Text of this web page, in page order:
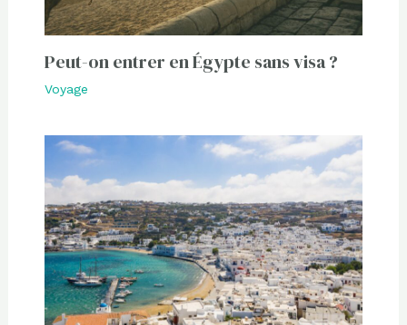
Peut-on entrer en Égypte sans visa ?
Voyage